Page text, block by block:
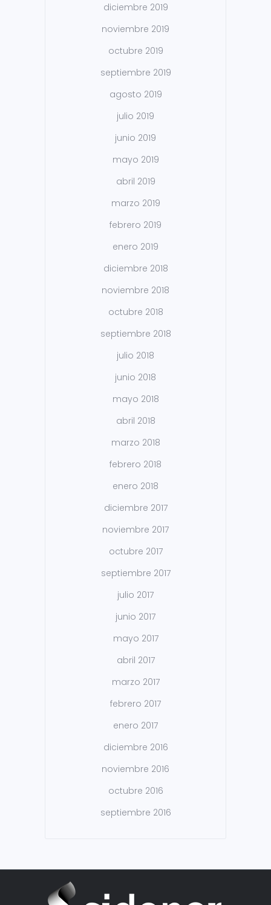
diciembre 2019
noviembre 2019
octubre 2019
septiembre 2019
agosto 2019
julio 2019
junio 2019
mayo 2019
abril 2019
marzo 2019
febrero 2019
enero 2019
diciembre 2018
noviembre 2018
octubre 2018
septiembre 2018
julio 2018
junio 2018
mayo 2018
abril 2018
marzo 2018
febrero 2018
enero 2018
diciembre 2017
noviembre 2017
octubre 2017
septiembre 2017
julio 2017
junio 2017
mayo 2017
abril 2017
marzo 2017
febrero 2017
enero 2017
diciembre 2016
noviembre 2016
octubre 2016
septiembre 2016